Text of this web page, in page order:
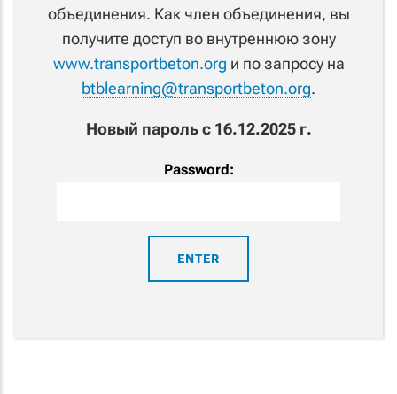
объединения. Как член объединения, вы
получите доступ во внутреннюю зону
www.transportbeton.org и по запросу на
btblearning@transportbeton.org.
Новый пароль с 16.12.2025 г.
Password: